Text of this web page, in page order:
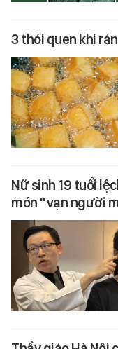
3 thói quen khi
Nữ sinh 19 tuổi
món "vạn người